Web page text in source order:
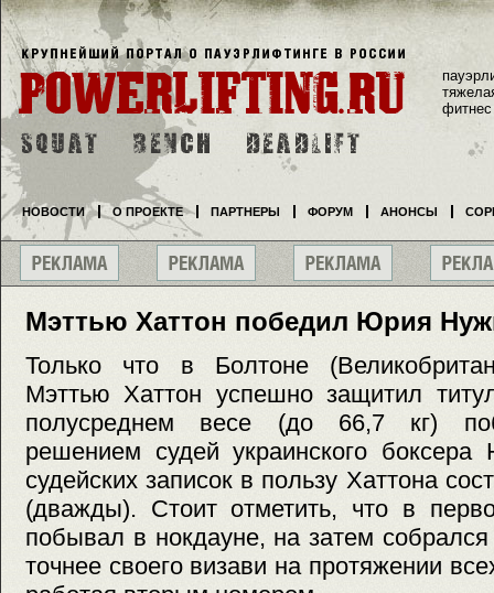
Мэттью Хаттон победил Юрия
Только что в Болтоне
Мэттью Хаттон успешно защитил
полусреднем весе (до 66,7 кг)
решением судей украинского
судейских записок в пользу Хаттона
(дважды). Cтоит отметить, что в
побывал в нокдауне, на затем
точнее своего визави на протяжении
фитнес
НОВОСТИ О ПРОЕКТЕ ПАРТНЕРЫ ФОРУМ АНОНСЫ